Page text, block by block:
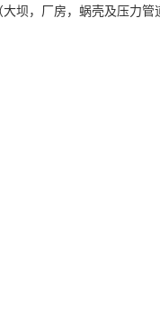
坝，厂房，蜗壳及压力